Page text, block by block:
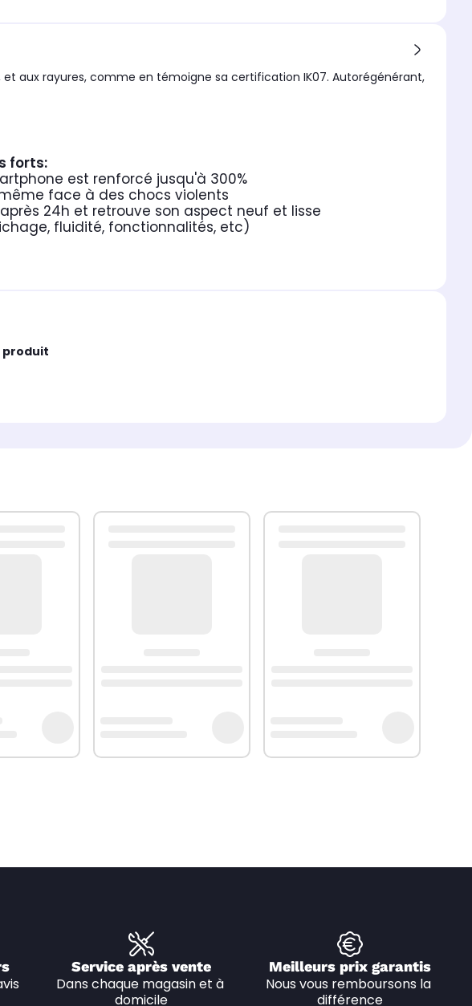
aux rayures, comme en témoigne sa certification IK07. Autorégénérant,
forts:
est renforcé jusqu'à 300%
face à des chocs violents
24h et retrouve son aspect neuf et lisse
fluidité, fonctionnalités, etc)
produit
Service après vente
Dans chaque magasin et à
domicile
Meilleurs prix garantis
Nous vous remboursons la
différence